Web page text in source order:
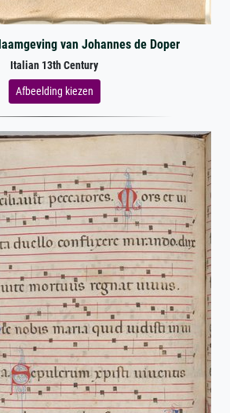
van Johannes de Doper
Italian 13th Century
Afbeelding kiezen